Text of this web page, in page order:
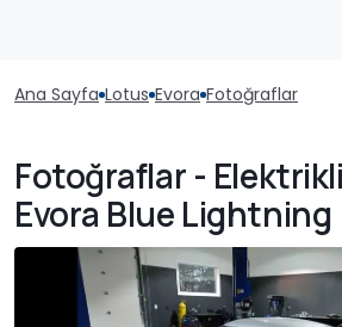
Ana Sayfa Lotus Evora Fotoğraflar
Fotoğraflar -
Evora Blue Lightning